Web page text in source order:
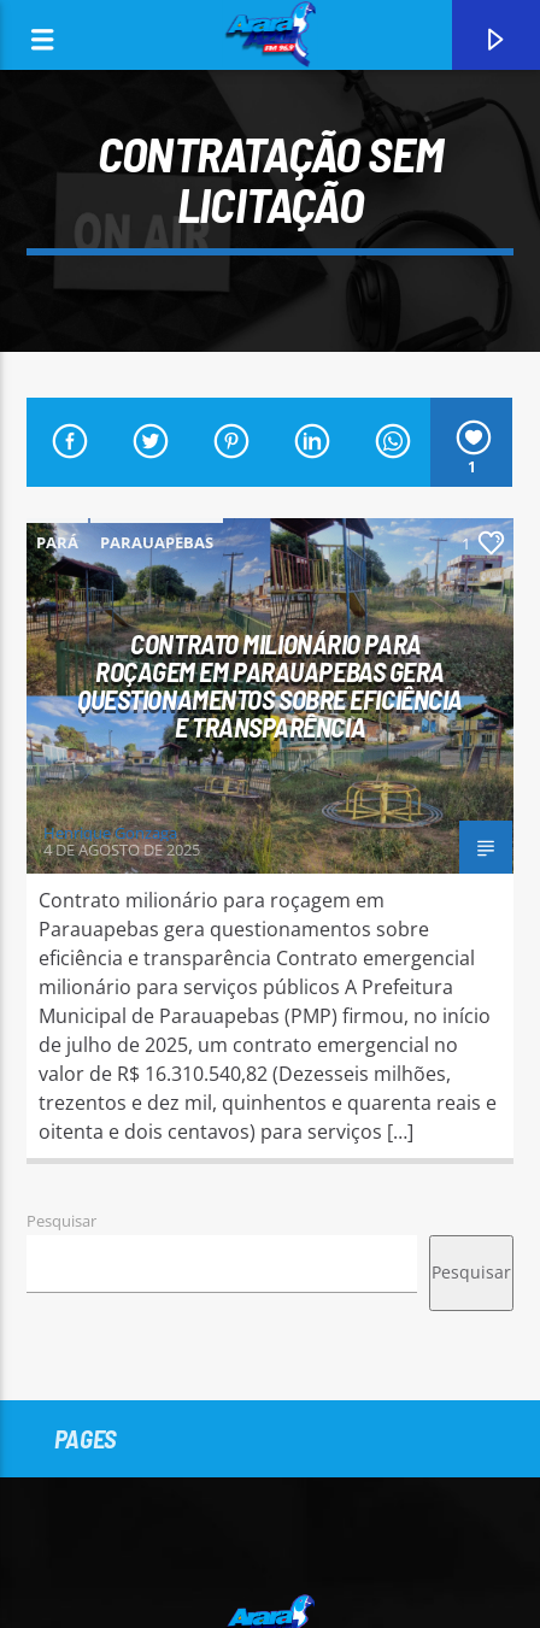
CURRENT TRACK
ARARA AZUL FM 96,9
Arara Azul FM
CONTRATAÇÃO SEM
LICITAÇÃO
1
PARÁ PARAUAPEBAS 1
CONTRATO MILIONÁRIO PARA
ROÇAGEM EM PARAUAPEBAS GERA
QUESTIONAMENTOS SOBRE EFICIÊNCIA
E TRANSPARÊNCIA
Henrique Gonzaga
4 DE AGOSTO DE 2025
Contrato milionário para roçagem em
Parauapebas gera questionamentos sobre
eficiência e transparência Contrato emergencial
milionário para serviços públicos A Prefeitura
Municipal de Parauapebas (PMP) firmou, no início
de julho de 2025, um contrato emergencial no
valor de R$ 16.310.540,82 (Dezesseis milhões,
trezentos e dez mil, quinhentos e quarenta reais e
oitenta e dois centavos) para serviços […]
Pesquisar
Pesquisar
PAGES